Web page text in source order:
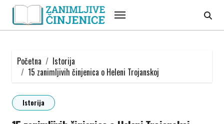
content
Početna
Istorija
15 zanimljivih činjenica o Heleni Trojanskoj
Istorija